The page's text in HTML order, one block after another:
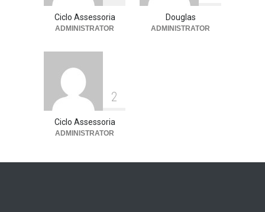
Ciclo Assessoria
ADMINISTRATOR
Douglas
ADMINISTRATOR
2
Ciclo Assessoria
ADMINISTRATOR